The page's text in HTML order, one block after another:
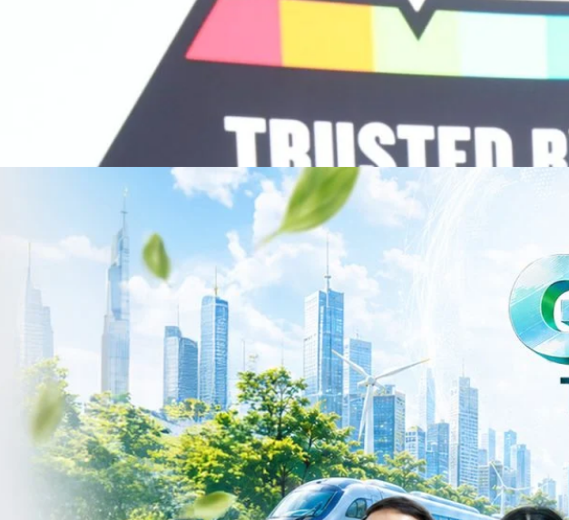
บริษัท ซินเน็ค (ประเทศไทย) จำกัด (มหาชน) หรือ SYNNEX โชว์ผลการดำเนินงานแข็งแกร่ง กำไรสุทธิ
ไตรมาส 2 และงวด 6 เดือนแรกของปี 2569 เติบโต 17.8% และ 17.7% จากช่วงเดียวกันของปีก่อน สูงกว่าการ
เติบโตของรายได้อย่างมีนัยสำคัญ พร้อมประกาศจ่ายเงินปันผลระหว่างกาล 0.10 บาทต่อหุ้น โดยกำหนดวันที่
ไม่ได้รับสิทธิปันผล (XD) วันที่ 19 สิงหาคม 2569 และกำหนดจ่ายเงินปันผลวันที่ 2 กันยายน 2569 นางสาวสุ
ธิดา มงคลสุธี ประธานเจ้าหน้าที่บริหาร บริษัท ซินเน็ค (ประเทศไทย) จำกัด (มหาชน) เปิดเผยว่า ในช่วงครึ่งปี
แรกบริษัทเดินหน้าขับเคลื่อน Business Transformation อย่างต่อเนื่อง ผ่านการยกระดับจากผู้จัดจำหน่าย
สินค้าไอที สู่การเป็น Digital Infrastructure Platform เพื่อรองรับการเติบโตของเศรษฐกิจ AI โดยมุ่งเพิ่ม
สัดส่วนธุรกิจที่มีมูลค่าเพิ่ม ควบคู่กับการขยายเครือข่ายพันธมิตรเทคโนโลยีระดับโลก…
| 1 days ago
ครบรอบ 6 ปี สำนักข่าว TODAY เปิดเวทีใหญ่ SUSTAIN CITY: THE GREEN
TRANSITION ถกแนวทางปรับตัวสู่เศรษฐกิจสีเขียวอย่างยั่งยืน
เนื่องในโอกาสครบรอบ 6 ปี สำนักข่าว TODAY จัดงาน SUSTAIN CITY: THE GREEN TRANSITION เวทีแลก
เปลี่ยนมุมมองเกี่ยวกับการเปลี่ยนผ่านสู่เศรษฐกิจและสังคมสีเขียว พร้อมนำเสนอแนวทางที่สามารถนำไป
ประยุกต์ใช้ได้จริง จากผู้แทนภาครัฐ ภาคธุรกิจ และผู้เชี่ยวชาญในหลากหลายสาขา ผ่านประเด็นสำคัญว่า
ประเทศไทยควรปรับตัวอย่างไร ? เพื่อเดินหน้าสู่ความยั่งยืนและบรรลุเป้าหมาย Net Zero อย่างเป็นรูปธรรม
ทั้งในมิติของภาครัฐ ภาคธุรกิจ การเงิน และพลังงาน Green Transitioning: Shifting Systemพลิกโครงสร้าง
เศรษฐกิจ ปรับห่วงโซ่คุณค่า และเชื่อมโยงนโยบายกับเทคโนโลยี เพื่อขับเคลื่อนประเทศไทยสู่เศรษฐกิจสีเขียว
โดย ศาสตราจารย์ ดร. ยศชนัน วงศ์สวัสดิ์รองนายกรัฐมนตรีและรัฐมนตรีว่าการกระทรวงการอุดมศึกษา
วิทยาศาสตร์ วิจัยและนวัตกรรม Green Transitioning: Decarbonize Unlockร่วมสำรวจแนวทางที่ภาคธุรกิจ
สามารถนำ Green Tech มาใช้เพื่อลดการปล่อยคาร์บอน และเดินหน้าสู่เป้าหมาย Net Zero พบกับ คุณปัณ
วรรธน์ นิลกิจศรานนท์ รองประธานกรรมการบริหาร ฝ่ายวิศวกรรมโครงสร้างบริษัท…
รัตนาภรณ์ ศรีนวลจันทร์ | 1 days ago
Read More
Game Life SOCIAL MEDIA